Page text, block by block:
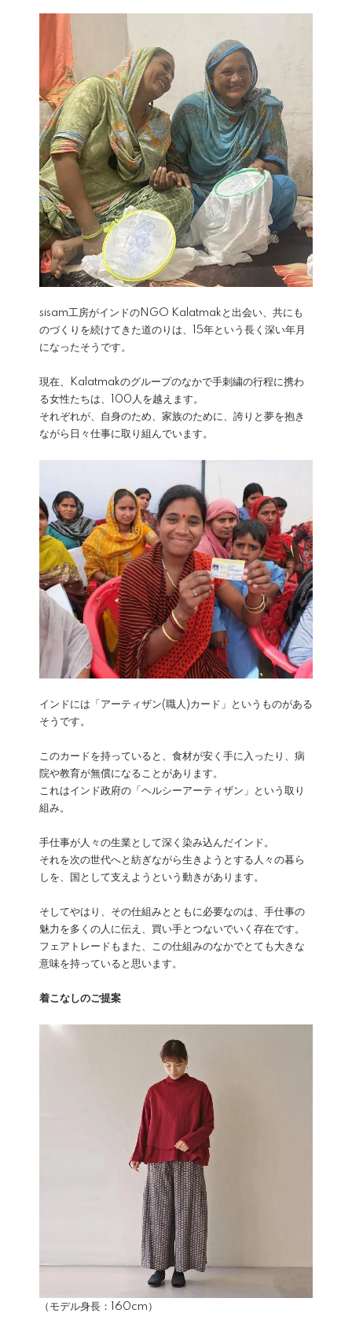
sisam工房がインドのNGO Kalatmakと出会い、共にも
のづくりを続けてきた道のりは、15年という長く深い年月
になったそうです。
現在、Kalatmakのグループのなかで手刺繍の行程に携わ
る女性たちは、100人を越えます。
それぞれが、自身のため、家族のために、誇りと夢を抱き
ながら日々仕事に取り組んでいます。
インドには「アーティザン(職人)カード」というものがある
そうです。
このカードを持っていると、食材が安く手に入ったり、病
院や教育が無償になることがあります。
これはインド政府の「ヘルシーアーティザン」という取り
組み。
手仕事が人々の生業として深く染み込んだインド。
それを次の世代へと紡ぎながら生きようとする人々の暮ら
しを、国として支えようという動きがあります。
そしてやはり、その仕組みとともに必要なのは、手仕事の
魅力を多くの人に伝え、買い手とつないでいく存在です。
フェアトレードもまた、この仕組みのなかでとても大きな
意味を持っていると思います。
着こなしのご提案
（モデル身長：160cm）